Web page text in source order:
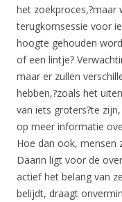
het zoekproces,?maar
terugkomsessie voor
hoogte gehouden
of een lintje?
maar er zullen
hebben,?zoals het
van iets groters?te
op meer informatie
Hoe dan ook, mensen
Daarin ligt voor de
actief het belang van
belijdt, draagt